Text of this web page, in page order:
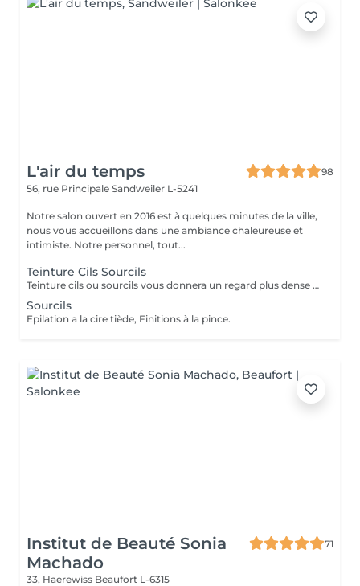
L'air du temps
98
56, rue Principale Sandweiler L-5241
Notre salon ouvert en 2016 est à quelques minutes de la ville,
nous vous accueillons dans une ambiance chaleureuse et
intimiste. Notre personnel, tout...
Teinture Cils Sourcils
Teinture cils ou sourcils vous donnera un regard plus dense et évitera l'aspect broussailleux. Réalisés avec des produits professionnels de haute gamme.
Sourcils
Epilation a la cire tiède, Finitions à la pince.
Institut de Beauté Sonia
Machado
71
33, Haerewiss Beaufort L-6315